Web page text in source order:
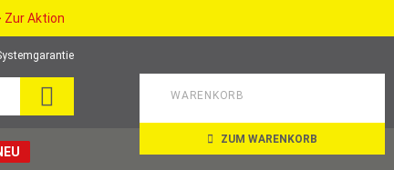
Zur Aktion
WARENKORB
ZUM WARENKORB